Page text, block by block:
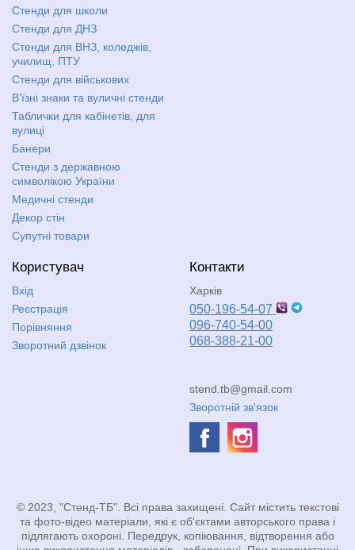
Стенди для школи
Стенди для ДНЗ
Стенди для ВНЗ, коледжів,
училищ, ПТУ
Стенди для військових
В'їзні знаки та вуличні стенди
Таблички для кабінетів, для
вулиці
Банери
Стенди з державною
символікою України
Медичні стенди
Декор стін
Супутні товари
Користувач
Вхід
Реєстрація
Порівняння
Зворотний дзвінок
Контакти
Харків
050-196-54-07
096-740-54-00
068-388-21-00
stend.tb@gmail.com
Зворотній зв'язок
© 2023, "Стенд-ТБ". Всі права захищені. Сайт містить текстові
та фото-відео матеріали, які є об'єктами авторського права і
підлягають охороні. Передрук, копіювання, відтворення або